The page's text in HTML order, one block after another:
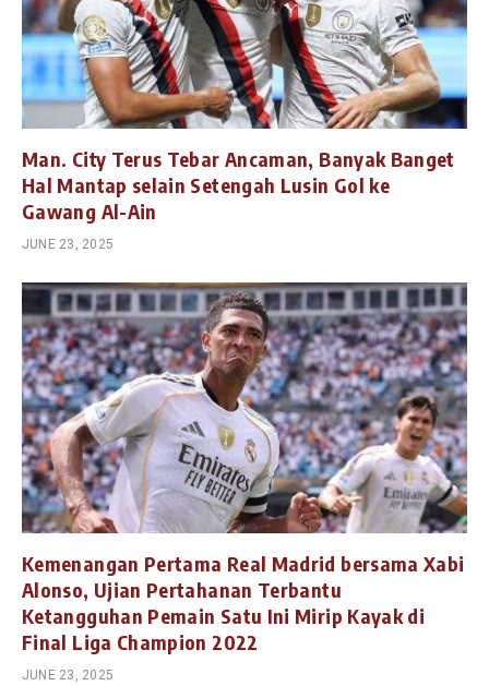
Man. City Terus Tebar Ancaman, Banyak Banget
Hal Mantap selain Setengah Lusin Gol ke
Gawang Al-Ain
JUNE 23, 2025
Kemenangan Pertama Real Madrid bersama Xabi
Alonso, Ujian Pertahanan Terbantu
Ketangguhan Pemain Satu Ini Mirip Kayak di
Final Liga Champion 2022
JUNE 23, 2025